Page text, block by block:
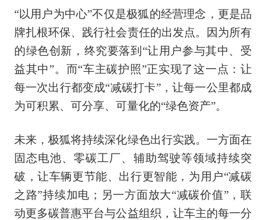
“以用户为中心”不仅是极狐的经营理念，更是品
牌扎根环保、践行社会责任的出发点。因为所有
的绿色创新，终究要落到“让用户参与其中、受
益其中”。而“车主碳护照”正实现了这一点：让
每一次出行都变成“减碳打卡”，让每一公里都成
为可积累、可分享、可量化的“绿色资产”。
未来，极狐将持续深化绿色出行实践。一方面在
固态电池、零碳工厂、辅助驾驶等领域持续突
破，让车辆更节能、出行更智能，为用户“减碳
之路”持续加电；另一方面放大“减碳价值”，联
动更多碳普惠平台与公益组织，让车主的每一分